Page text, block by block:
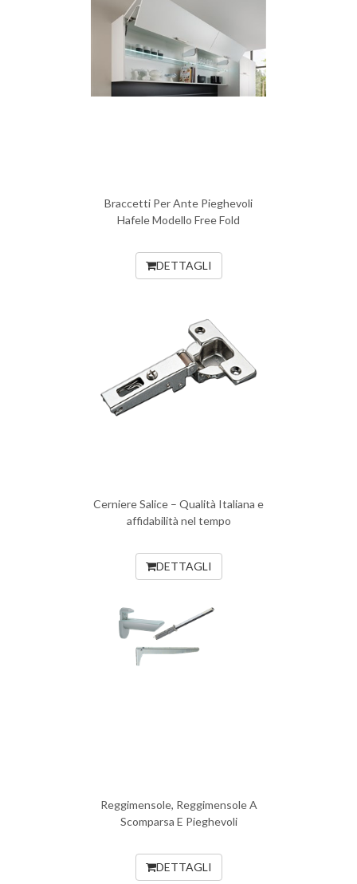
Braccetti Per Ante Pieghevoli
Hafele Modello Free Fold
DETTAGLI
Cerniere Salice – Qualità Italiana e
affidabilità nel tempo
DETTAGLI
Reggimensole, Reggimensole A
Scomparsa E Pieghevoli
DETTAGLI